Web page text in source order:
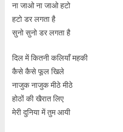
ना जाओ ना जाओ हटो
हटो डर लगता है
सुनो सुनो डर लगता है
दिल में कितनी कलियाँ महकी
कैसे कैसे फूल खिले
नाजुक नाजुक मीठे मीठे
होठों की खैरात लिए
मेरी दुनिया में तुम आयी